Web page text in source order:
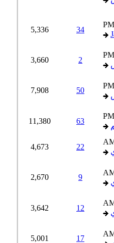
34
5,336
3,660
50
7,908
63
11,380
22
4,673
2,670
12
3,642
17
5,001